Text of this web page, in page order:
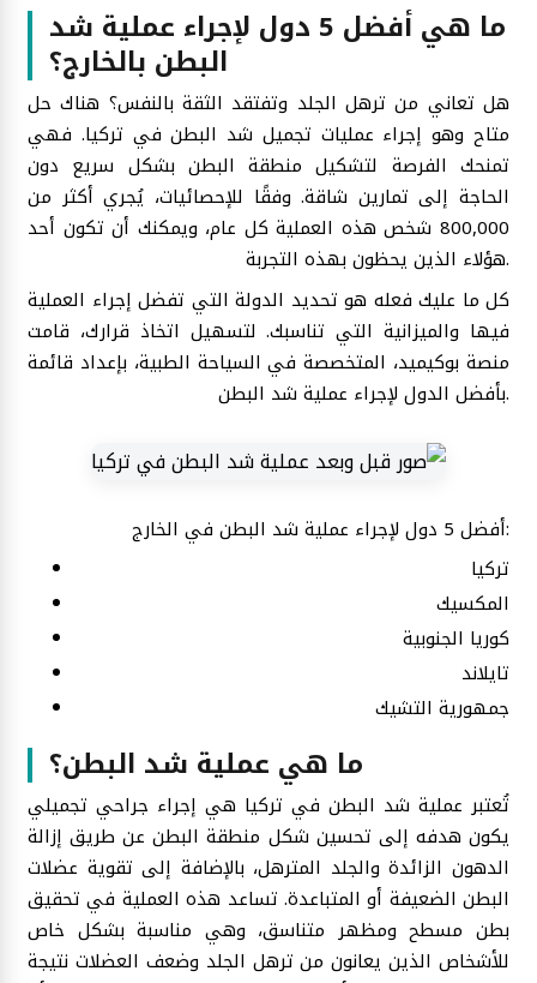
ما هي أفضل 5 دول لإجراء عملية شد
البطن بالخارج؟
هل تعاني من ترهل الجلد وتفتقد الثقة بالنفس؟ هناك حل
متاح وهو إجراء عمليات تجميل شد البطن في تركيا. فهي
تمنحك الفرصة لتشكيل منطقة البطن بشكل سريع دون
الحاجة إلى تمارين شاقة. وفقًا للإحصائيات، يُجري أكثر من
800,000 شخص هذه العملية كل عام، ويمكنك أن تكون أحد
هؤلاء الذين يحظون بهذه التجربة.
كل ما عليك فعله هو تحديد الدولة التي تفضل إجراء العملية
فيها والميزانية التي تناسبك. لتسهيل اتخاذ قرارك، قامت
منصة بوكيميد، المتخصصة في السياحة الطبية، بإعداد قائمة
بأفضل الدول لإجراء عملية شد البطن.
أفضل 5 دول لإجراء عملية شد البطن في الخارج:
تركيا
المكسيك
كوريا الجنوبية
تايلاند
جمهورية التشيك
ما هي عملية شد البطن؟
تُعتبر عملية شد البطن في تركيا هي إجراء جراحي تجميلي
يكون هدفه إلى تحسين شكل منطقة البطن عن طريق إزالة
الدهون الزائدة والجلد المترهل، بالإضافة إلى تقوية عضلات
البطن الضعيفة أو المتباعدة. تساعد هذه العملية في تحقيق
بطن مسطح ومظهر متناسق، وهي مناسبة بشكل خاص
للأشخاص الذين يعانون من ترهل الجلد وضعف العضلات نتيجة